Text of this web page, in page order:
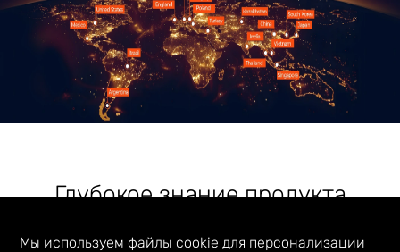
Мы используем файлы cookie для персонализации
Глубокое знание продукта